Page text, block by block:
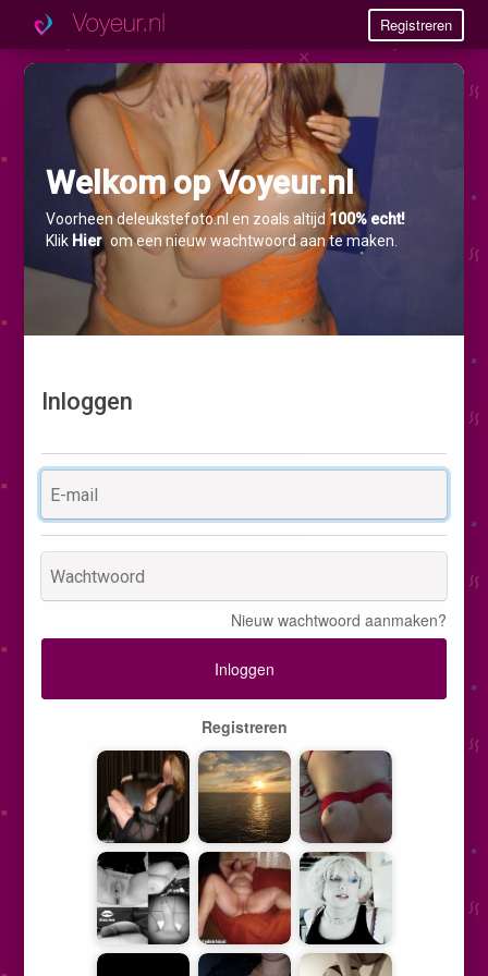
Registreren
Welkom op Voyeur.nl
Voorheen deleukstefoto.nl en zoals altijd 100% echt!
Klik Hier om een nieuw wachtwoord aan te maken.
Inloggen
Nieuw wachtwoord aanmaken?
Inloggen
Registreren